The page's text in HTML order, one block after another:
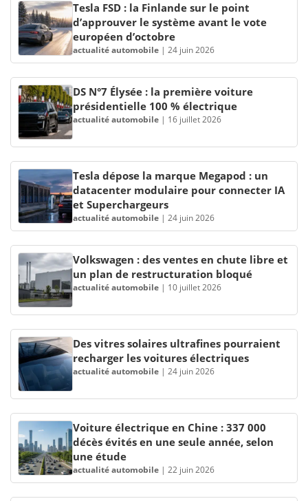
Tesla FSD : la Finlande sur le point
d’approuver le système avant le vote
européen d’octobre
actualité automobile | 24 juin 2026
DS N°7 Élysée : la première voiture
présidentielle 100 % électrique
actualité automobile | 16 juillet 2026
Tesla dépose la marque Megapod : un
datacenter modulaire pour connecter IA
et Superchargeurs
actualité automobile | 24 juin 2026
Volkswagen : des ventes en chute libre et
un plan de restructuration bloqué
actualité automobile | 10 juillet 2026
Des vitres solaires ultrafines pourraient
recharger les voitures électriques
actualité automobile | 24 juin 2026
Voiture électrique en Chine : 337 000
décès évités en une seule année, selon
une étude
actualité automobile | 22 juin 2026